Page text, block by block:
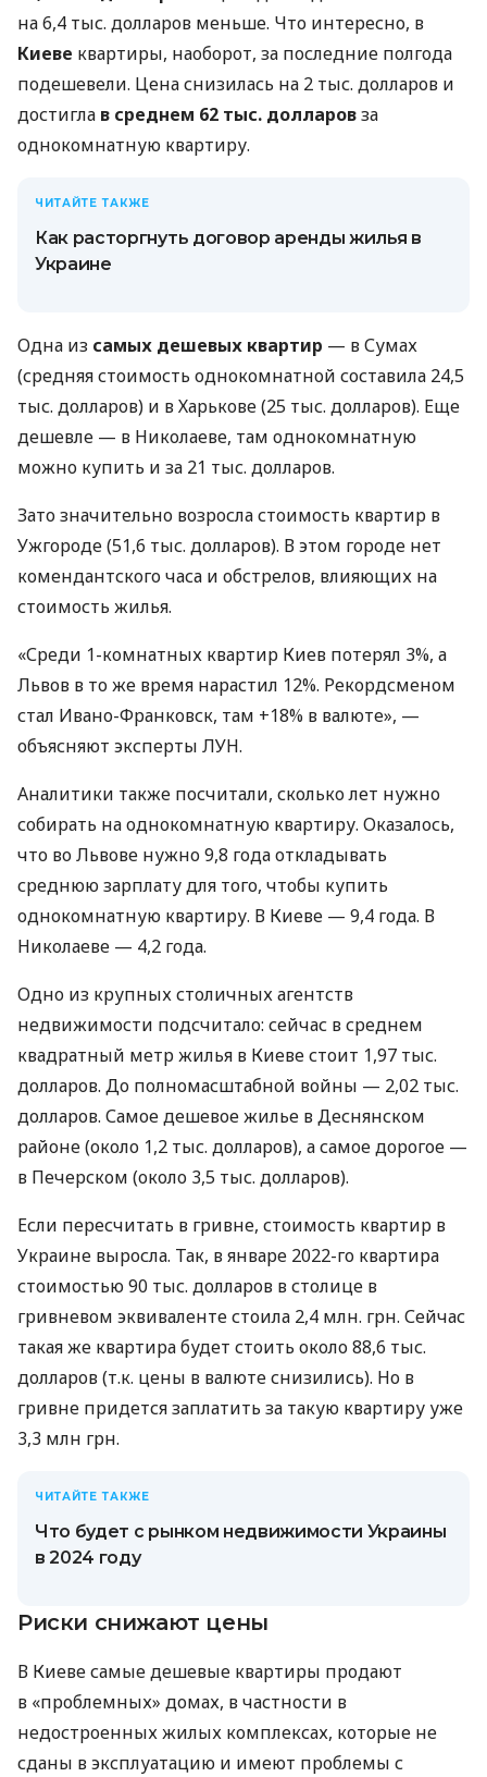
на 6,4 тыс. долларов меньше. Что интересно, в
Киеве квартиры, наоборот, за последние полгода
подешевели. Цена снизилась на 2 тыс. долларов и
достигла в среднем 62 тыс. долларовза
однокомнатную квартиру.
ЧИТАЙТЕ ТАКЖЕ
Как расторгнуть договор аренды жилья в
Украине
Одна из самых дешевых квартир — в Сумах
(средняя стоимость однокомнатной составила 24,5
тыс. долларов) и в Харькове (25 тыс. долларов). Еще
дешевле — в Николаеве, там однокомнатную
можно купить и за 21 тыс. долларов.
Зато значительно возросла стоимость квартир в
Ужгороде (51,6 тыс. долларов). В этом городе нет
комендантского часа и обстрелов, влияющих на
стоимость жилья.
«Среди 1-комнатных квартир Киев потерял 3%, а
Львов в то же время нарастил 12%. Рекордсменом
стал Ивано-Франковск, там +18% в валюте», —
объясняют эксперты ЛУН.
Аналитики также посчитали, сколько лет нужно
собирать на однокомнатную квартиру. Оказалось,
что во Львове нужно 9,8 года откладывать
среднюю зарплату для того, чтобы купить
однокомнатную квартиру. В Киеве — 9,4 года. В
Николаеве — 4,2 года.
Одно из крупных столичных агентств
недвижимости подсчитало: сейчас в среднем
квадратный метр жилья в Киеве стоит 1,97 тыс.
долларов. До полномасштабной войны — 2,02 тыс.
долларов. Самое дешевое жилье в Деснянском
районе (около 1,2 тыс. долларов), а самое дорогое —
в Печерском (около 3,5 тыс. долларов).
Если пересчитать в гривне, стоимость квартир в
Украине выросла. Так, в январе 2022-го квартира
стоимостью 90 тыс. долларов в столице в
гривневом эквиваленте стоила 2,4 млн. грн. Сейчас
такая же квартира будет стоить около 88,6 тыс.
долларов (т.к. цены в валюте снизились). Но в
гривне придется заплатить за такую ​​квартиру уже
3,3 млн грн.
ЧИТАЙТЕ ТАКЖЕ
Что будет с рынком недвижимости Украины
в 2024 году
Риски снижают цены
В Киеве самые дешевые квартиры продают
в «проблемных» домах, в частности в
недостроенных жилых комплексах, которые не
сданы в эксплуатацию и имеют проблемы с